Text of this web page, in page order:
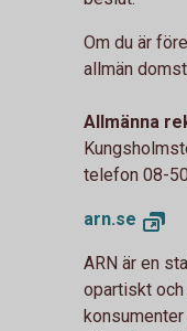
Om du är
allmän
Allmänna
telefon 08-
arn.se
ARN är en
opartiskt
konsumenter